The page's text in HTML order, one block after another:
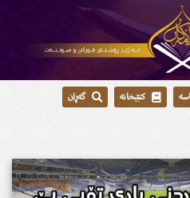
کتێبخانە
گەڕان